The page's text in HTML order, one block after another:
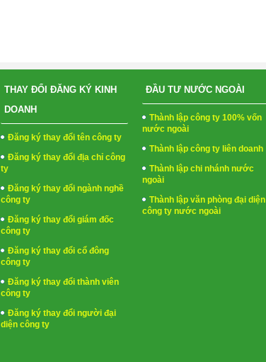
THAY ĐỔI ĐĂNG KÝ KINH
DOANH
Đăng ký thay đổi tên công ty
Đăng ký thay đổi địa chỉ công
ty
Đăng ký thay đổi ngành nghề
công ty
Đăng ký thay đổi giám đốc
công ty
Đăng ký thay đổi cổ đông
công ty
Đăng ký thay đổi thành viên
công ty
Đăng ký thay đổi người đại
diện công ty
ĐẦU TƯ NƯỚC NGOÀI
Thành lập công ty 100% vốn
nước ngoài
Thành lập công ty liên doanh
Thành lập chi nhánh nước
ngoài
Thành lập văn phòng đại diện
công ty nước ngoài